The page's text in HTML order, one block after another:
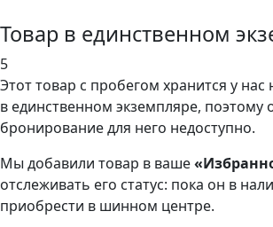
Товар в единственном
5
Этот товар с пробегом хранится у нас
в единственном экземпляре, поэтому
бронирование для него недоступно.
Мы добавили товар в ваше
отслеживать его статус: пока он в
приобрести в шинном центре.